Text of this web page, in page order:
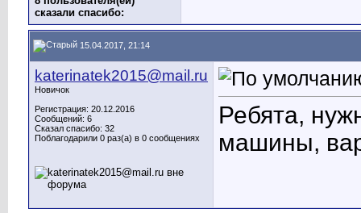
сказали cпасибо:
15.04.2017, 21:14
katerinatek2015@mail.ru
Новичок
Регистрация: 20.12.2016
Сообщений: 6
Сказал спасибо: 32
Поблагодарили 0 раз(а) в 0 сообщениях
Ребята,
машины,